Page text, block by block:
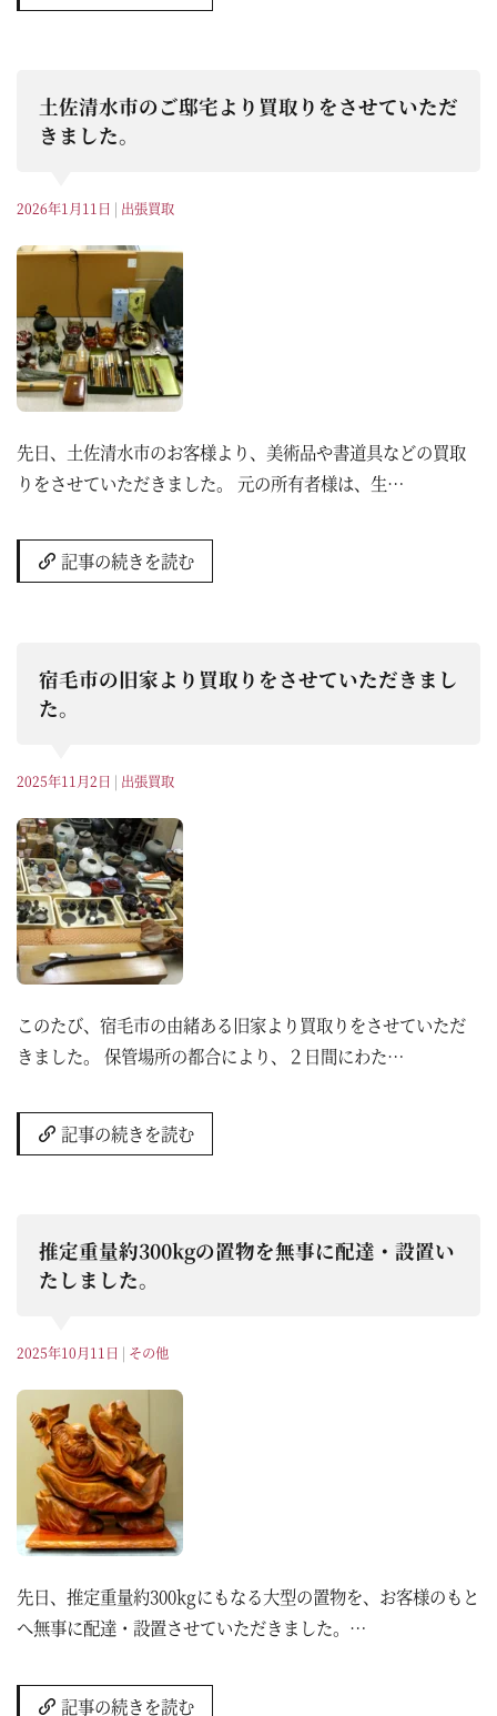
土佐清水市のご邸宅より買取りをさせていただ
きました。
2026年1月11日 | 出張買取
先日、土佐清水市のお客様より、美術品や書道具などの買取
りをさせていただきました。 元の所有者様は、生…
記事の続きを読む
宿毛市の旧家より買取りをさせていただきまし
た。
2025年11月2日 | 出張買取
このたび、宿毛市の由緒ある旧家より買取りをさせていただ
きました。 保管場所の都合により、２日間にわた…
記事の続きを読む
推定重量約300kgの置物を無事に配達・設置い
たしました。
2025年10月11日 | その他
先日、推定重量約300kgにもなる大型の置物を、お客様のもと
へ無事に配達・設置させていただきました。…
記事の続きを読む